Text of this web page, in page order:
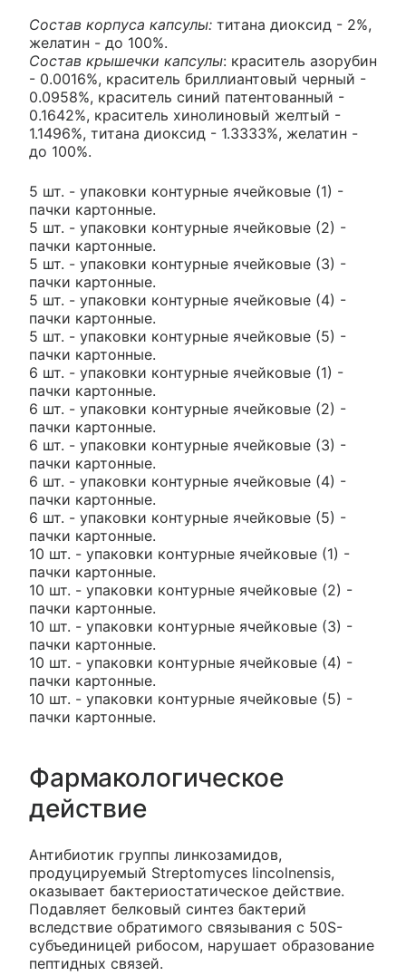
Состав корпуса капсулы: титана диоксид - 2%,
желатин - до 100%.
Состав крышечки капсулы: краситель азорубин
- 0.0016%, краситель бриллиантовый черный -
0.0958%, краситель синий патентованный -
0.1642%, краситель хинолиновый желтый -
1.1496%, титана диоксид - 1.3333%, желатин -
до 100%.
5 шт. - упаковки контурные ячейковые (1) -
пачки картонные.
5 шт. - упаковки контурные ячейковые (2) -
пачки картонные.
5 шт. - упаковки контурные ячейковые (3) -
пачки картонные.
5 шт. - упаковки контурные ячейковые (4) -
пачки картонные.
5 шт. - упаковки контурные ячейковые (5) -
пачки картонные.
6 шт. - упаковки контурные ячейковые (1) -
пачки картонные.
6 шт. - упаковки контурные ячейковые (2) -
пачки картонные.
6 шт. - упаковки контурные ячейковые (3) -
пачки картонные.
6 шт. - упаковки контурные ячейковые (4) -
пачки картонные.
6 шт. - упаковки контурные ячейковые (5) -
пачки картонные.
10 шт. - упаковки контурные ячейковые (1) -
пачки картонные.
10 шт. - упаковки контурные ячейковые (2) -
пачки картонные.
10 шт. - упаковки контурные ячейковые (3) -
пачки картонные.
10 шт. - упаковки контурные ячейковые (4) -
пачки картонные.
10 шт. - упаковки контурные ячейковые (5) -
пачки картонные.
Фармакологическое
действие
Антибиотик группы линкозамидов,
продуцируемый Streptomyces lincolnensis,
оказывает бактериостатическое действие.
Подавляет белковый синтез бактерий
вследствие обратимого связывания с 50S-
субъединицей рибосом, нарушает образование
пептидных связей.